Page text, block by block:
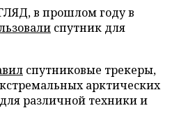
в прошлом году в
спутник для
спутниковые трекеры,
арктических
различной техники и